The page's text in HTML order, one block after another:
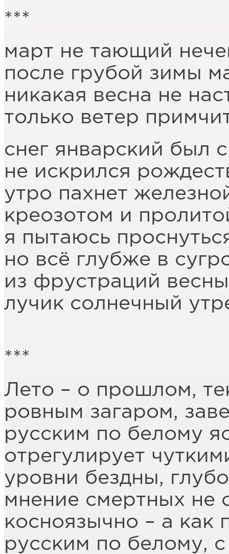
***
март не тающий
после грубой зимы
никакая весна не
только ветер
снег январский был
не искрился
утро пахнет
креозотом и
я пытаюсь
но всё глубже в
из фрустраций
лучик солнечный
***
Лето – о прошлом,
ровным загаром,
русским по белому
отрегулирует
уровни бездны,
мнение смертных не
косноязычно – а как
русским по белому, с